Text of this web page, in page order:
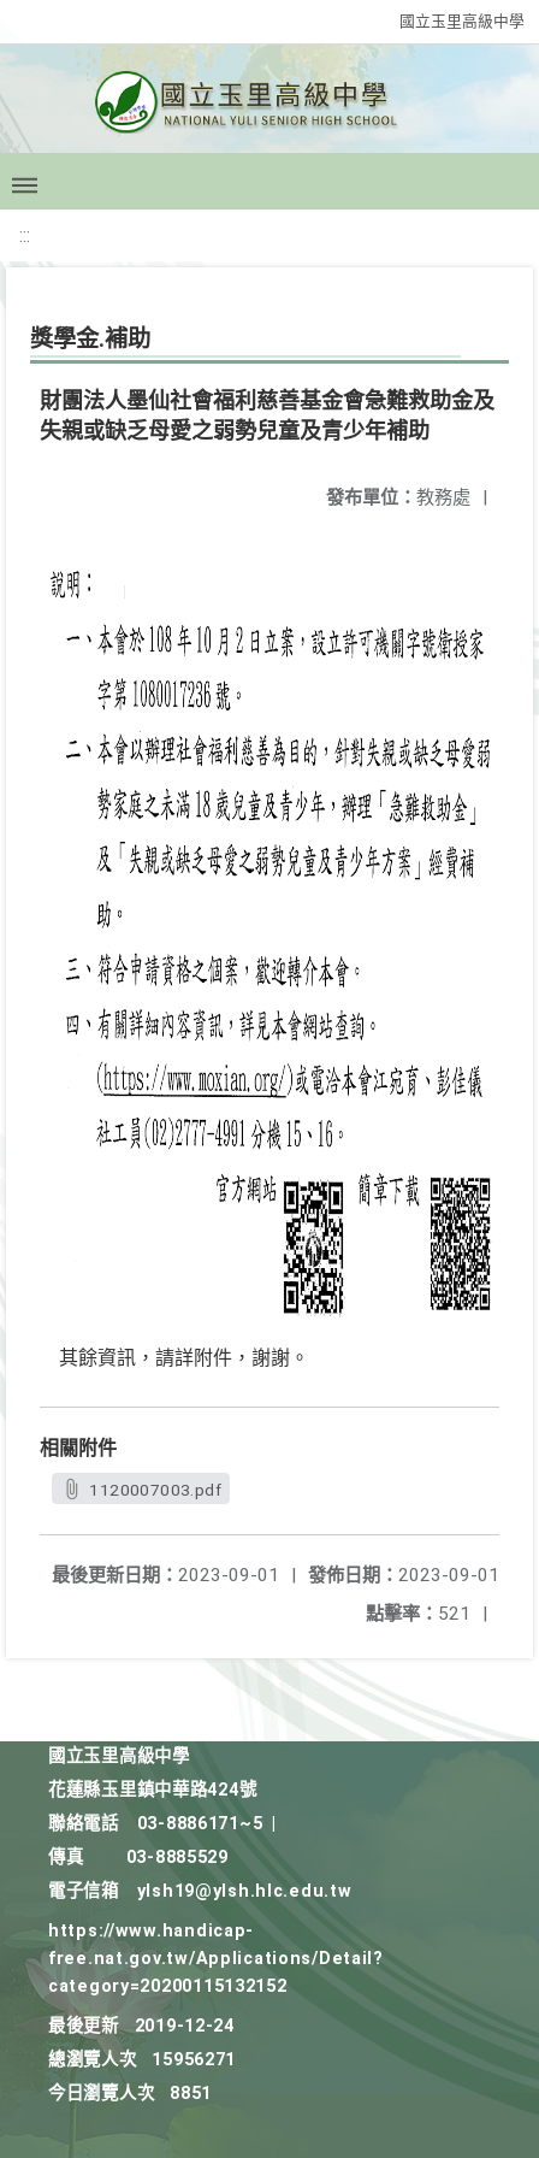
國立玉里高級中學
:::
獎學金.補助
財團法人墨仙社會福利慈善基金會急難救助金及
失親或缺乏母愛之弱勢兒童及青少年補助
發布單位： 教務處 |
其餘資訊，請詳附件，謝謝。
相關附件
1120007003.pdf
發佈日期： 2023-09-01
最後更新日期： 2023-09-01
|
點擊率： 521 |
國立玉里高級中學
花蓮縣玉里鎮中華路424號
聯絡電話
03-8886171~5
傳真
03-8885529
電子信箱
ylsh19@ylsh.hlc.edu.tw
https://www.handicap-
free.nat.gov.tw/Applications/Detail?
category=20200115132152
最後更新
2019-12-24
總瀏覽人次
15956271
今日瀏覽人次
8851